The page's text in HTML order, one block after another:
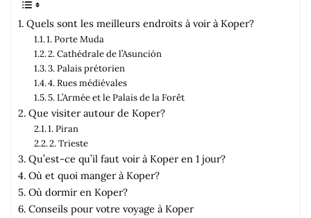
Quels sont les meilleurs endroits à voir à Koper?
1. Porte Muda
2. Cathédrale de l’Asunción
3. Palais prétorien
4. Rues médiévales
5. L’Armée et le Palais de la Forêt
Que visiter autour de Koper?
1. Piran
2. Trieste
Qu’est-ce qu’il faut voir à Koper en 1 jour?
Où et quoi manger à Koper?
Où dormir en Koper?
Conseils pour votre voyage à Koper